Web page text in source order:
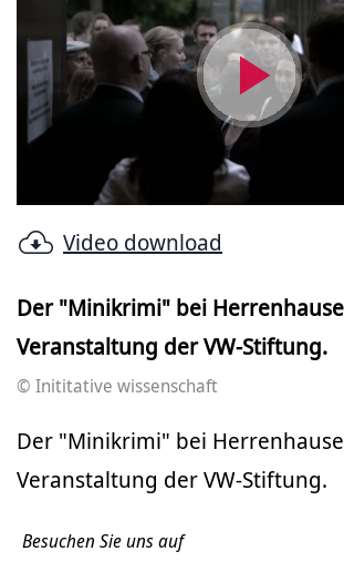
Video
Video download
Der "Minikrimi" bei
Veranstaltung der VW-Stiftung.
© Inititative wissenschaft
Der "Minikrimi" bei
Veranstaltung der VW-Stiftung.
Besuchen Sie uns auf